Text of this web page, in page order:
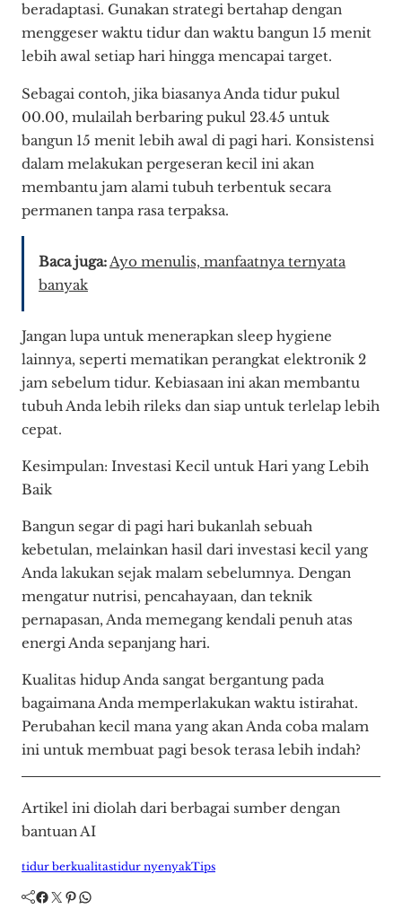
beradaptasi. Gunakan strategi bertahap dengan
menggeser waktu tidur dan waktu bangun 15 menit
lebih awal setiap hari hingga mencapai target.
Sebagai contoh, jika biasanya Anda tidur pukul
00.00, mulailah berbaring pukul 23.45 untuk
bangun 15 menit lebih awal di pagi hari. Konsistensi
dalam melakukan pergeseran kecil ini akan
membantu jam alami tubuh terbentuk secara
permanen tanpa rasa terpaksa.
Baca juga: Ayo menulis, manfaatnya ternyata
banyak
Jangan lupa untuk menerapkan sleep hygiene
lainnya, seperti mematikan perangkat elektronik 2
jam sebelum tidur. Kebiasaan ini akan membantu
tubuh Anda lebih rileks dan siap untuk terlelap lebih
cepat.
Kesimpulan: Investasi Kecil untuk Hari yang Lebih
Baik
Bangun segar di pagi hari bukanlah sebuah
kebetulan, melainkan hasil dari investasi kecil yang
Anda lakukan sejak malam sebelumnya. Dengan
mengatur nutrisi, pencahayaan, dan teknik
pernapasan, Anda memegang kendali penuh atas
energi Anda sepanjang hari.
Kualitas hidup Anda sangat bergantung pada
bagaimana Anda memperlakukan waktu istirahat.
Perubahan kecil mana yang akan Anda coba malam
ini untuk membuat pagi besok terasa lebih indah?
Artikel ini diolah dari berbagai sumber dengan
bantuan AI
tidur berkualitastidur nyenyakTips
Facebook Twitter Pinterest WhatsApp